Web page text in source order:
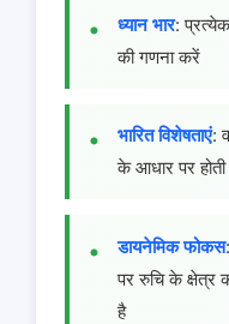
ध्यान भार:
की गणना करें
भारित विशेषताएं:
के आधार पर
डायनेमिक फोकस
पर रुचि के क्षेत्र
है